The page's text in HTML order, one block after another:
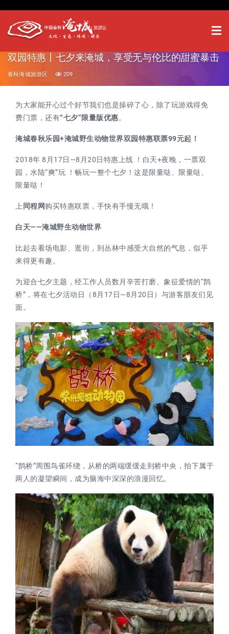
双园特惠丨七夕来淹城，享受无与伦比的甜蜜暴击
春秋淹城旅游区 209
为大家能开心过个好节我们也是操碎了心，除了玩游戏得免
费门票，还有“七夕”限量版优惠。
淹城春秋乐园+淹城野生动物世界双园特惠联票99元起！
2018年 8月17日—8月20日特惠上线 ！白天+夜晚，一票双
园，水陆“爽”玩 ！畅玩一整个七夕！这是限量哒、限量哒、
限量哒！
上 同程网购买特惠联票，手快有手慢无哦！
白天——淹城野生动物世界
比起去看场电影、逛街，到丛林中感受大自然的气息，似乎
来得更有趣。
为迎合七夕主题，经工作人员数月辛苦打磨、象征爱情的“鹊
桥”，将在七夕活动日（8月17日—8月20日）与游客朋友们见
面。
“鹊桥”周围鸟雀环绕，从桥的两端缓缓走到桥中央，拍下属于
两人的凝望瞬间，成为脑海中深深的浪漫回忆。